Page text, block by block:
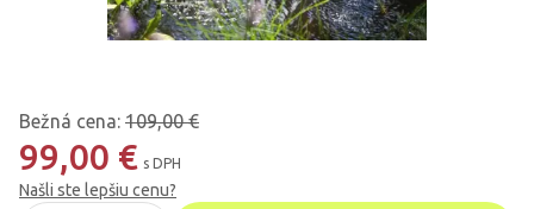
Bežná cena: 109,00 €
99,00 € s DPH
Našli ste lepšiu cenu?